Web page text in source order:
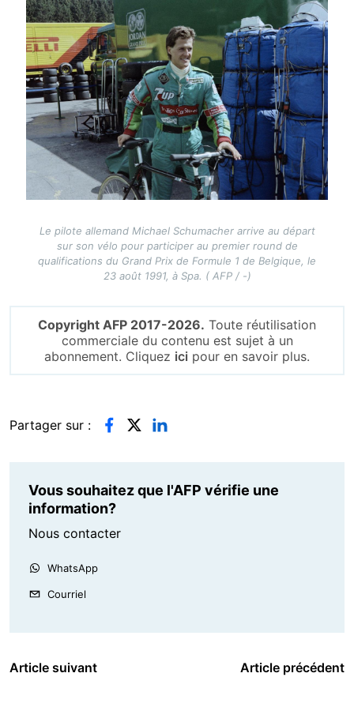
Image
Le pilote allemand Michael Schumacher arrive au départ
sur son vélo pour participer au premier round de
qualifications du Grand Prix de Formule 1 de Belgique, le
23 août 1991, à Spa. ( AFP / -)
Copyright AFP 2017-2026. Toute réutilisation
commerciale du contenu est sujet à un
abonnement. Cliquez ici pour en savoir plus.
Partager sur :
Vous souhaitez que l'AFP vérifie une
information?
Nous contacter
WhatsApp
Courriel
Article suivant Article précédent